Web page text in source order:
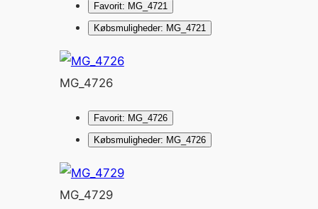
Favorit: MG_4721
Købsmuligheder: MG_4721
MG_4726
Favorit: MG_4726
Købsmuligheder: MG_4726
MG_4729